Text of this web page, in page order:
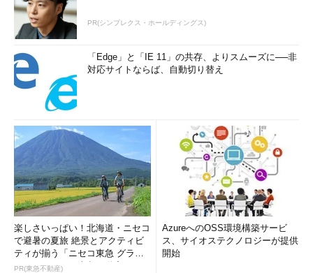
PR(シンプレクス・ホールディングス)
「Edge」と「IE 11」の共存、よりスムーズに──非
対応サイトならば、自動切り替え
楽しさいっぱい！北海道・ニセコ
で避暑の夏旅 絶景とアクティビ
ティが揃う「ニセコ東急 グラ
ン・ヒラフ」～東急不動産
PR(東急不動産)
AzureへのOSS環境構築サービ
ス、サイオステクノロジーが提供
開始